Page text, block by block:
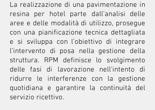
La realizzazione di una pavimentazione in
resina per hotel parte dall’analisi delle
aree e delle modalità di utilizzo, prosegue
con una pianificazione tecnica dettagliata
e si sviluppa con l’obiettivo di integrare
l’intervento di posa nella gestione della
struttura. RPM definisce lo svolgimento
delle fasi di lavorazione nell'intento di
ridurre le interferenze con la gestione
quotidiana e garantire la continuità del
servizio ricettivo.